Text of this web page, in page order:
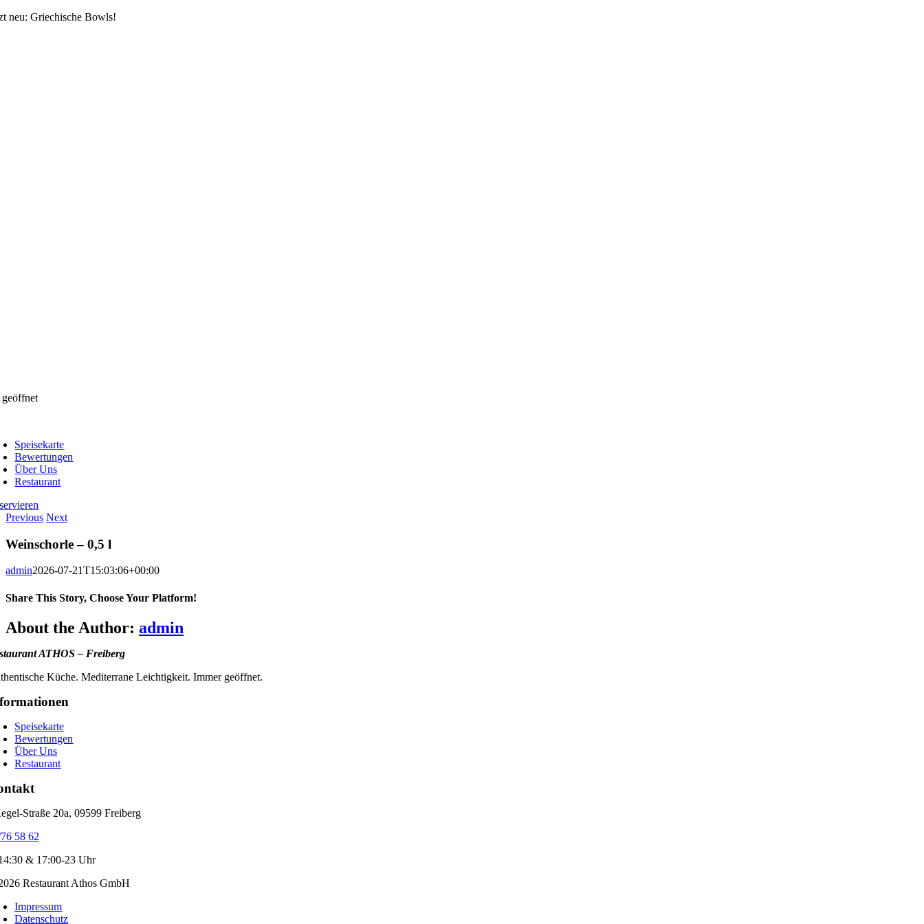
Skip
neu: Griechische Bowls!
Speisekarte
Bewertungen
Über Uns
Restaurant
Previous Next
Weinschorle – 0,5 l
admin2026-07-21T15:03:06+00:00
Share This Story, Choose Your Platform!
Facebook
X
Bluesky
Reddit
LinkedIn
WhatsApp
Telegram
Tumblr
Xing
Email
Copy
Link
About the Author: admin
ATHOS – Freiberg
Küche. Mediterrane Leichtigkeit. Immer geöffnet.
Speisekarte
Bewertungen
Über Uns
Restaurant
Straße 20a, 09599 Freiberg
58 62
& 17:00-23 Uhr
Restaurant Athos GmbH
Impressum
Datenschutz